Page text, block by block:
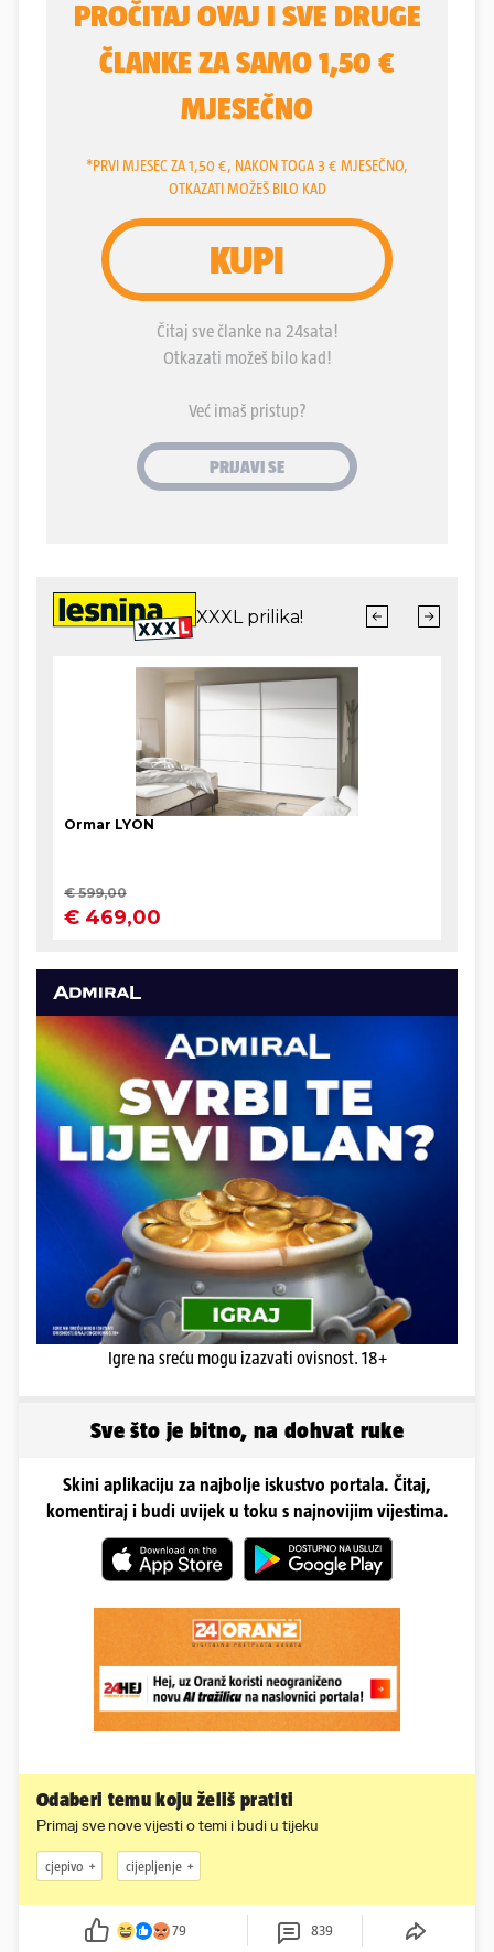
Igre na sreću mogu izazvati ovisnost. 18+
Sve što je bitno, na dohvat ruke
Skini aplikaciju za najbolje iskustvo portala. Čitaj,
komentiraj i budi uvijek u toku s najnovijim vijestima.
Odaberi temu koju želiš pratiti
Primaj sve nove vijesti o temi i budi u tijeku
cjepivo cijepljenje
79 839